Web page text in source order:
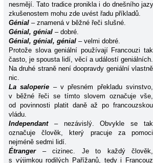
nesmějí. Tato tradice pronikla i do dnešního
zkušenostem mohu zde uvést řadu příkladů.
Génial – znamená v běžné řeči slušné.
Génial, génial – dobré.
Génial, génial, génial – velmi dobré.
Protože slova geniální používají Francouzi tak
často, je spousta lidí, věcí a událostí geniálních.
Na druhé straně není doopravdy geniální vlastně
nic.
La saloperie – v přesném překladu svinstvo,
v běžné řeči se tímto slovem označuje vše,
od povinnosti platit daně až po francouzskou
vládu.
Independant
– nezávislý. Obvykle se tak
označuje člověk, který pracuje za pomoci
nejméně sedmi lidí.
Étranger– cizinec. Je to každý člověk,
s výjimkou rodilých Pařížanů, tedy i Francouz